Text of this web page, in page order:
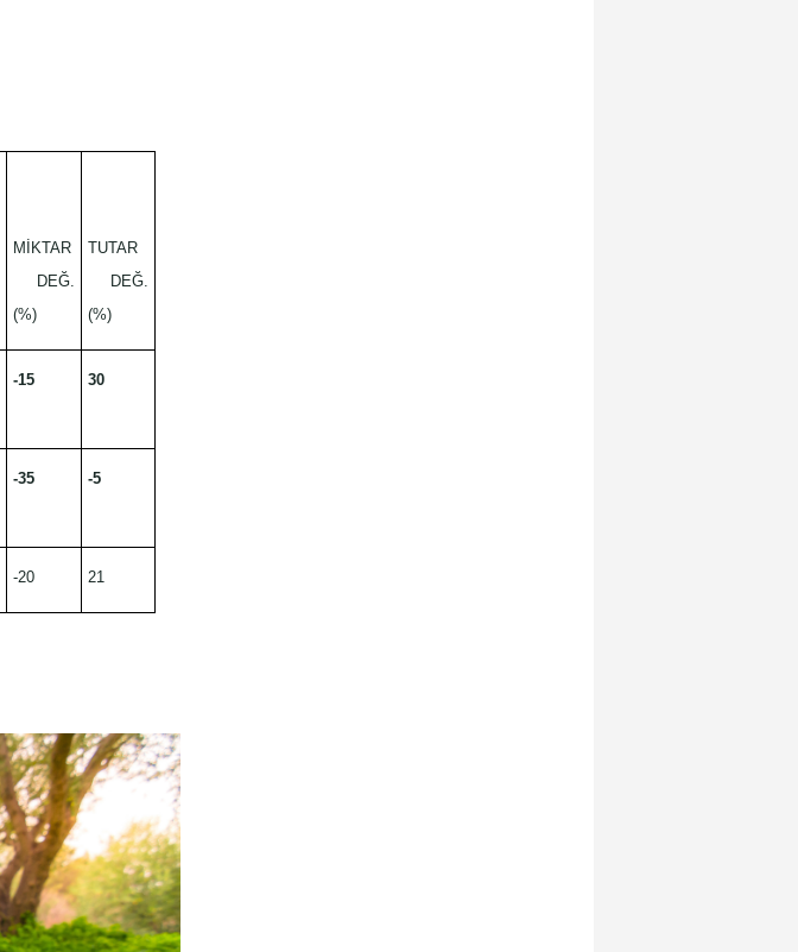
MİKTAR
DEĞ.
(%)
TUTAR
DEĞ.
(%)
-15 30
-35 -5
-20 21